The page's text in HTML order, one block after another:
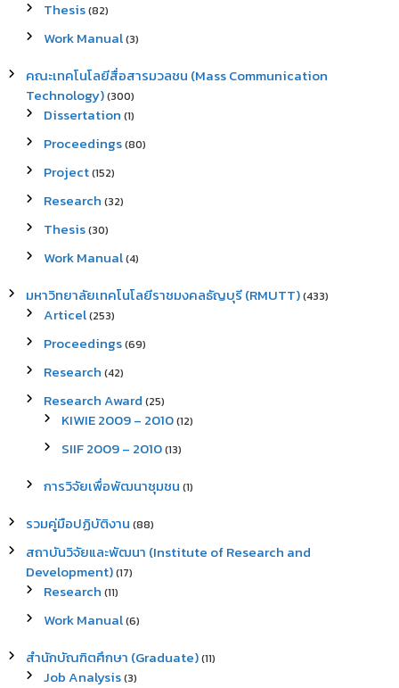
Thesis(82)
Work Manual(3)
คณะเทคโนโลยีสื่อสารมวลชน (Mass Communication
Technology)(300)
Dissertation (1)
Proceedings(80)
Project(152)
Research (32)
Thesis(30)
Work Manual(4)
มหาวิทยาลัยเทคโนโลยีราชมงคลธัญบุรี (RMUTT)(433)
Articel(253)
Proceedings(69)
Research (42)
Research Award (25)
KIWIE 2009 – 2010(12)
SIIF 2009 – 2010(13)
การวิจัยเพื่อพัฒนาชุมชน (1)
รวมคู่มือปฏิบัติงาน (88)
สถาบันวิจัยและพัฒนา (Institute of Research and
Development)(17)
Research (11)
Work Manual(6)
สำนักบัณฑิตศึกษา (Graduate)(11)
Job Analysis(3)